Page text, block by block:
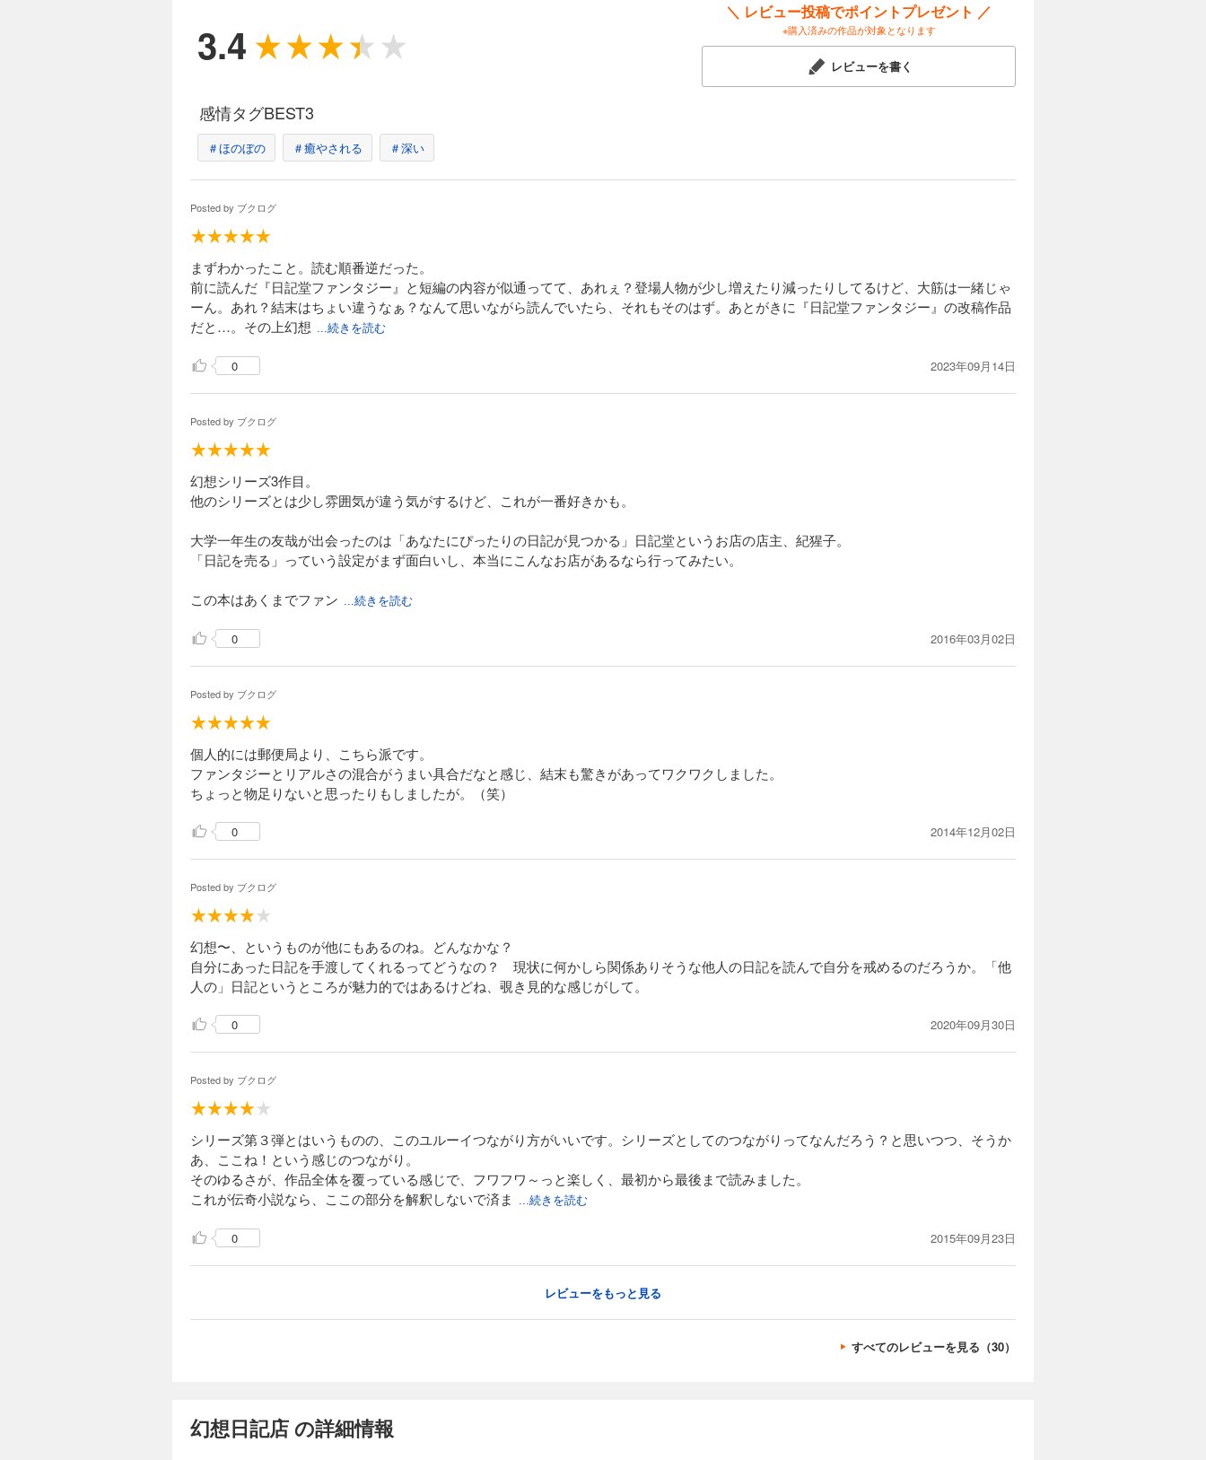
3.4
＼ レビュー投稿でポイントプレゼント ／
※購入済みの作品が対象となります
レビューを書く
感情タグBEST3
＃ほのぼの ＃癒やされる ＃深い
Posted by ブクログ
まずわかったこと。読む順番逆だった。
前に読んだ『日記堂ファンタジー』と短編の内容が似通ってて、あれぇ？登場人物が少し増えたり減ったりしてるけど、大筋は一緒じゃ
ーん。あれ？結末はちょい違うなぁ？なんて思いながら読んでいたら、それもそのはず。あとがきに『日記堂ファンタジー』の改稿作品
だと…。その上幻想 ...続きを読む
0 2023年09月14日
Posted by ブクログ
幻想シリーズ3作目。
他のシリーズとは少し雰囲気が違う気がするけど、これが一番好きかも。
大学一年生の友哉が出会ったのは「あなたにぴったりの日記が見つかる」日記堂というお店の店主、紀猩子。
「日記を売る」っていう設定がまず面白いし、本当にこんなお店があるなら行ってみたい。
この本はあくまでファン ...続きを読む
0 2016年03月02日
Posted by ブクログ
個人的には郵便局より、こちら派です。
ファンタジーとリアルさの混合がうまい具合だなと感じ、結末も驚きがあってワクワクしました。
ちょっと物足りないと思ったりもしましたが。（笑）
0 2014年12月02日
Posted by ブクログ
幻想〜、というものが他にもあるのね。どんなかな？
自分にあった日記を手渡してくれるってどうなの？ 現状に何かしら関係ありそうな他人の日記を読んで自分を戒めるのだろうか。「他
人の」日記というところが魅力的ではあるけどね、覗き見的な感じがして。
0 2020年09月30日
Posted by ブクログ
シリーズ第３弾とはいうものの、このユルーイつながり方がいいです。シリーズとしてのつながりってなんだろう？と思いつつ、そうか
あ、ここね！という感じのつながり。
そのゆるさが、作品全体を覆っている感じで、フワフワ～っと楽しく、最初から最後まで読みました。
これが伝奇小説なら、ここの部分を解釈しないで済ま
...続きを読む
0 2015年09月23日
レビューをもっと見る
すべてのレビューを見る（30）
幻想日記店 の詳細情報